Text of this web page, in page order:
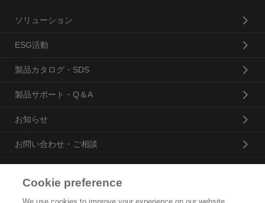
ソリューション
ESG活動
製品カタログ・SDS
製品サポート・Q＆A
お知らせ
お問い合わせ・ご相談
Cookie preference